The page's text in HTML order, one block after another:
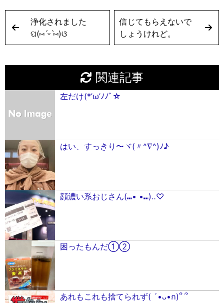
浄化されました
ପ(⑅︎ˊᵕˋ⑅︎)ଓ
信じてもらえないで
しょうけれど。
関連記事
左だけ(*’ω’ﾉﾉﾞ☆︎
はい、すっきり〜ヾ(〃^∇^)ﾉ♪
顔濃い系おじさん(⑉• •⑉)‥♡
困ったもんだ①②
あれもこれも捨てられず( ´•ᴗ•ก)՞ ՞